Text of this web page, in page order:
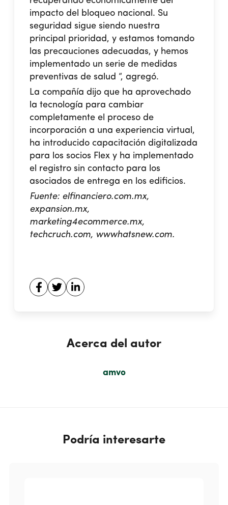
impacto del bloqueo nacional. Su
seguridad sigue siendo nuestra
principal prioridad, y estamos tomando
las precauciones adecuadas, y hemos
implementado un serie de medidas
preventivas de salud “, agregó.
La compañía dijo que ha aprovechado
la tecnología para cambiar
completamente el proceso de
incorporación a una experiencia virtual,
ha introducido capacitación digitalizada
para los socios Flex y ha implementado
el registro sin contacto para los
asociados de entrega en los edificios.
Fuente: elfinanciero.com.mx,
expansion.mx,
marketing4ecommerce.mx,
techcruch.com, wwwhatsnew.com.
Acerca del autor
amvo
Podría interesarte